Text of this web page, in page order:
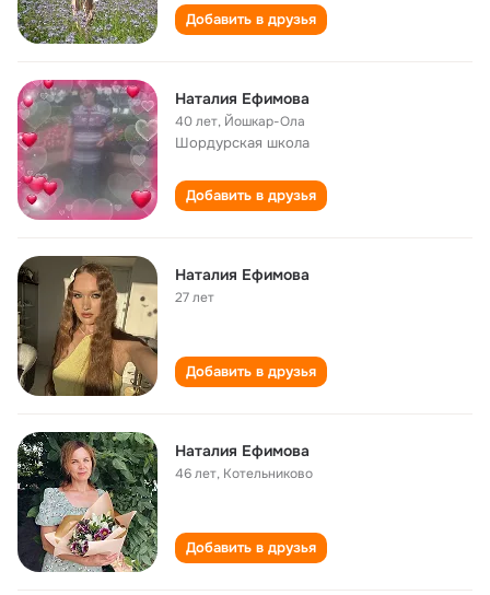
Добавить в друзья
Наталия Ефимова
40 лет, Йошкар-Ола
Шордурская школа
Добавить в друзья
Наталия Ефимова
27 лет
Добавить в друзья
Наталия Ефимова
46 лет, Котельниково
Добавить в друзья